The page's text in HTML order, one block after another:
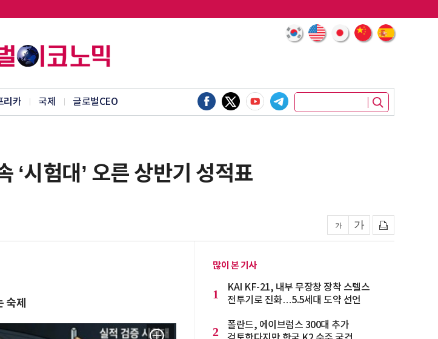
리카 국제 글로벌CEO
‘시험대’ 오른 상반기 성적표
제
많이 본 기사
1
KAI KF-21, 내부 무장창 장착 스텔스
전투기로 진화…5.5세대 도약 선언
2
폴란드, 에이브럼스 300대 추가